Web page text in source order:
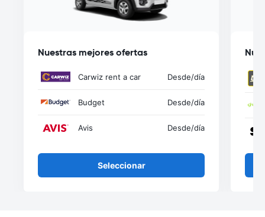
Nuestras mejores ofertas
Carwiz rent a car Desde/día
Budget Desde/día
Avis Desde/día
Seleccionar